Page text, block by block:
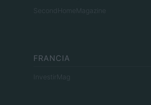
SecondHomeMagazine
FRANCIA
InvestirMag